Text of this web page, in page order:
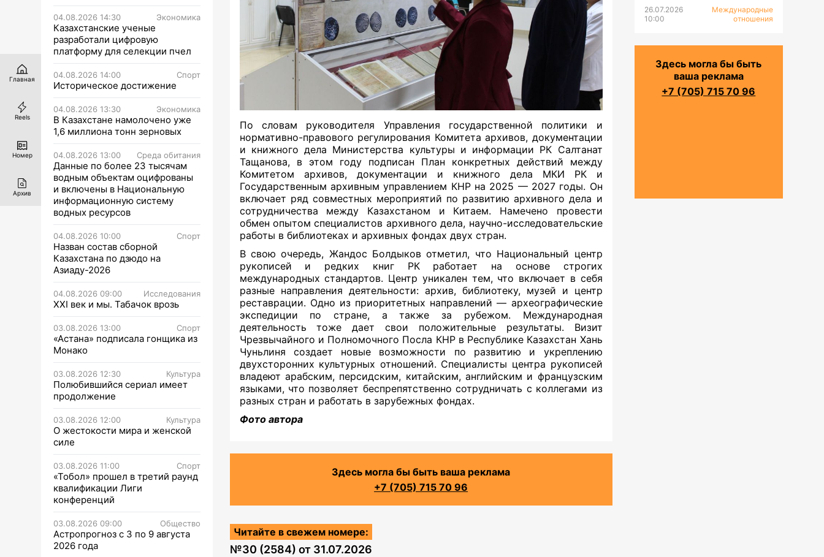
04.08.2026 14:30 Экономика
Казахстанские ученые
разработали цифровую
платформу для селекции пчел
04.08.2026 14:00 Спорт
Историческое достижение
04.08.2026 13:30 Экономика
В Казахстане намолочено уже
1,6 миллиона тонн зерновых
04.08.2026 13:00 Среда обитания
Данные по более 23 тысячам
водным объектам оцифрованы
и включены в Национальную
информационную систему
водных ресурсов
04.08.2026 10:00 Спорт
Назван состав сборной
Казахстана по дзюдо на
Азиаду-2026
04.08.2026 09:00 Исследования
XXI век и мы. Табачок врозь
03.08.2026 13:00 Спорт
«Астана» подписала гонщика из
Монако
03.08.2026 12:30 Культура
Полюбившийся сериал имеет
продолжение
03.08.2026 12:00 Культура
О жестокости мира и женской
силе
03.08.2026 11:00 Спорт
«Тобол» прошел в третий раунд
квалификации Лиги
конференций
03.08.2026 09:00 Общество
Астропрогноз с 3 по 9 августа
2026 года
По словам руководителя Управления государственной политики и
нормативно-правового регулирования Комитета архивов, документации
и книжного дела Министерства культуры и информации РК Салтанат
Тащанова, в этом году подписан План конкретных действий между
Комитетом архивов, документации и книжного дела МКИ РК и
Государственным архивным управлением КНР на 2025 — 2027 годы. Он
включает ряд совместных мероприятий по развитию архивного дела и
сотрудничества между Казахстаном и Китаем. Намечено провести
обмен опытом специалистов архивного дела, научно-исследовательские
работы в библиотеках и архивных фондах двух стран.
В свою очередь, Жандос Болдыков отметил, что Национальный центр
рукописей и редких книг РК работает на основе строгих
международных стандартов. Центр уникален тем, что включает в себя
разные направления деятельности: архив, библиотеку, музей и центр
реставрации. Одно из приоритетных направлений — археографические
экспедиции по стране, а также за рубежом. Международная
деятельность тоже дает свои положительные результаты. Визит
Чрезвычайного и Полномочного Посла КНР в Республике Казахстан Хань
Чуньлиня создает новые возможности по развитию и укреплению
двухсторонних культурных отношений. Специалисты центра рукописей
владеют арабским, персидским, китайским, английским и французским
языками, что позволяет беспрепятственно сотрудничать с коллегами из
разных стран и работать в зарубежных фондах.
Фото автора
Здесь могла бы быть ваша реклама
+7 (705) 715 70 96
Читайте в свежем номере:
№30 (2584) от 31.07.2026
26.07.2026
10:00
Международные
отношения
Здесь могла бы быть
ваша реклама
+7 (705) 715 70 96
Главная
Reels
Номер
Архив